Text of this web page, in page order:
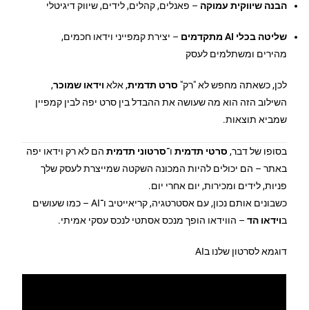
הבנה שיווקית עמוקה – פאנלים, קהלים, לידים, שיווק דיגיטלי
שליטה בכלי AI מתקדמים
– יצירת קמפייני וידאו חכמים,
מהירים ומשתלמים לעסק
לכן, כשאתה מחפש לא "רק" סרט תדמית, אלא וידאו שמוכר,
השילוב הזה הוא מה שעושה את ההבדל בין סרט יפה לבין קמפיין
שמביא תוצאות.
בסופו של דבר, סרטי תדמית ו־סרטוני תדמית הם לא רק וידאו יפה
באתר – הם יכולים להיות המכונה השקטה שמייצרת לעסק שלך
פניות, לידים ומכירות, יום אחרי יום.
כשבונים אותם נכון, עם אסטרטגיה, קריאייטיב ו־AI – כמו שעושים
בוידאו הד – הווידאו הופך מנכס אסתטי לנכס עסקי אמיתי.
דוגמא לסרטון שלנו בAI